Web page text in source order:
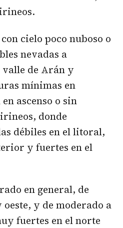
cielo poco nuboso o
nevadas a
de Arán y
mínimas en
ascenso o sin
donde
débiles en el litoral,
y fuertes en el
en general, de
y de moderado a
fuertes en el norte